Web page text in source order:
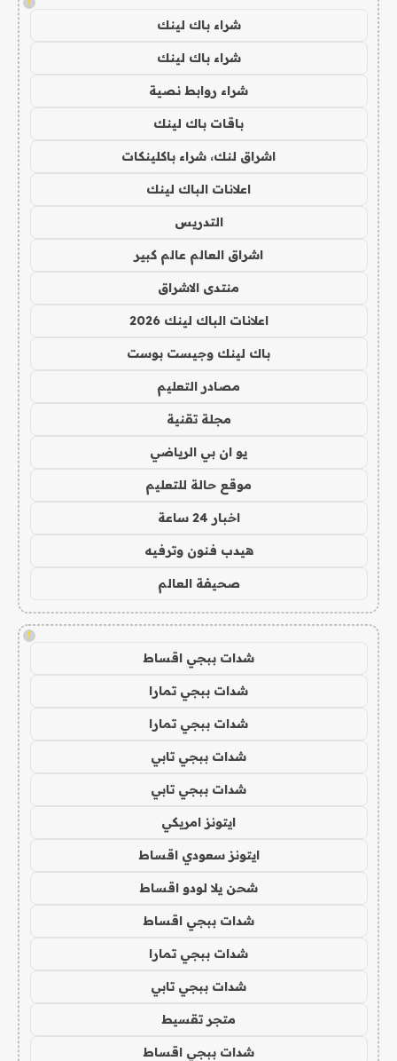
شراء باك لينك
شراء باك لينك
شراء روابط نصية
باقات باك لينك
اشراق لنك، شراء باكلينكات
اعلانات الباك لينك
التدريس
اشراق العالم عالم كبير
منتدى الاشراق
اعلانات الباك لينك 2026
باك لينك وجيست بوست
مصادر التعليم
مجلة تقنية
يو ان بي الرياضي
موقع حالة للتعليم
اخبار 24 ساعة
هيدب فنون وترفيه
صحيفة العالم
!
شدات ببجي اقساط
شدات ببجي تمارا
شدات ببجي تمارا
شدات ببجي تابي
شدات ببجي تابي
ايتونز امريكي
ايتونز سعودي اقساط
شحن يلا لودو اقساط
شدات ببجي اقساط
شدات ببجي تمارا
شدات ببجي تابي
متجر تقسيط
شدات ببجي اقساط